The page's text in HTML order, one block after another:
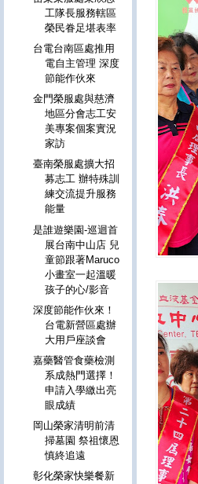
工隊長服務轄區
榮民眷足堪表率
台電台南區處推用
電自主管理 深度
節能作伙來
金門榮服處與慈濟
地區分會志工安
美專案個案實況
家訪
臺南榮服處擴大招
募志工 辦特殊訓
練交流提升服務
能量
是誰遊樂園-巡迴首
展台南中山店 兒
童節跟著Maruco
小畫室一起溫暖
孩子的心/影音
深度節能作伙來！
台電新營區處辦
大用戶座談會
嘉藥醫管食藥檢測
系成熱門選擇！
申請入學繳出亮
眼成績
岡山榮家清明前清
掃墓園 祭祖懷恩
慎終追遠
彰化榮家快樂餐新